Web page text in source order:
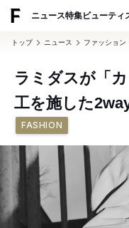
ニュース特集ビューティ
トップ ニュース ファッション
ラミダスが「
工を施した
FASHION